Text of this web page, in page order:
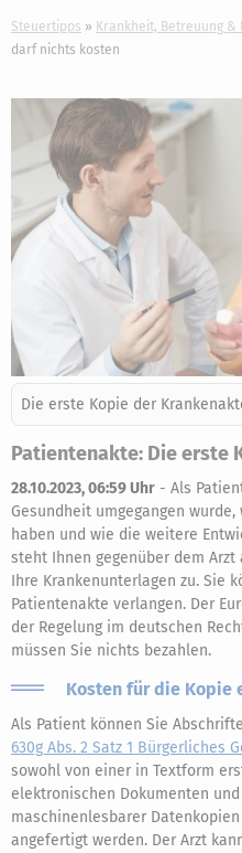
Steuertipps Krankheit, Betreuung &
darf nichts kosten
Die erste Kopie der
Patientenakte: Die erste
28.10.2023, 06:59 Uhr - Als
Gesundheit umgegangen
haben und wie die weitere
steht Ihnen gegenüber dem
Ihre Krankenunterlagen zu. Sie
Patientenakte verlangen. Der
der Regelung im deutschen
müssen Sie nichts bezahlen.
Kosten für die Kopie
Als Patient können Sie
630g Abs. 2 Satz 1 Bürgerliches
sowohl von einer in Textform
elektronischen Dokumenten
maschinenlesbarer
angefertigt werden. Der Arzt